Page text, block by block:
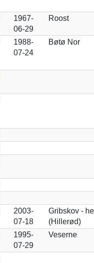
1967-
06-29
Roost
1988-
07-24
Bøtø Nor
2003-
07-18
Gribskov -
(Hillerød)
1995-
07-29
Veserne